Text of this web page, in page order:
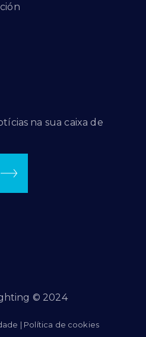
na sua caixa de
© 2024
| Política de cookies